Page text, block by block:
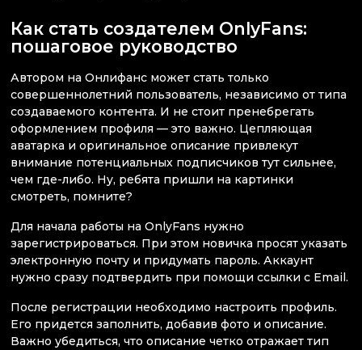
Как стать создателем OnlyFans:
пошаговое руководство
Автором на Онлифанс может стать только
совершеннолетний пользователь, независимо от типа
создаваемого контента. И не стоит пренебрегать
оформлением профиля — это важно. Цепляющая
аватарка и оригинальное описание привлекут
внимание потенциальных подписчиков тут сильнее,
чем где-либо. Ну, ребята пришли на картинки
смотреть, помните?
Для начала работы на OnlyFans нужно
зарегистрироваться. При этом новичка просят указать
электронную почту и придумать пароль. Аккаунт
нужно сразу подтвердить при помощи ссылки с Email.
После регистрации необходимо настроить профиль.
Его придется заполнить, добавив фото и описание.
Важно убедиться, что описание четко отражает тип